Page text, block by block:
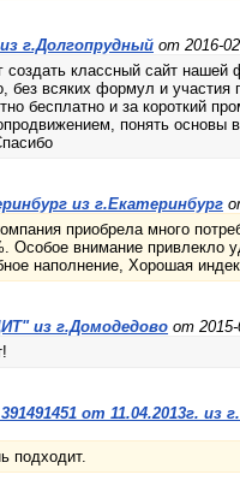
г.Долгопрудный от 2016-
создать классный сайт
без всяких формул и
бесплатно и за короткий
понять основы
из г.Екатеринбург
приобрела много
Особое внимание привлекло
наполнение, Хорошая
из г.Домодедово от
от 11.04.2013г. из
подходит.